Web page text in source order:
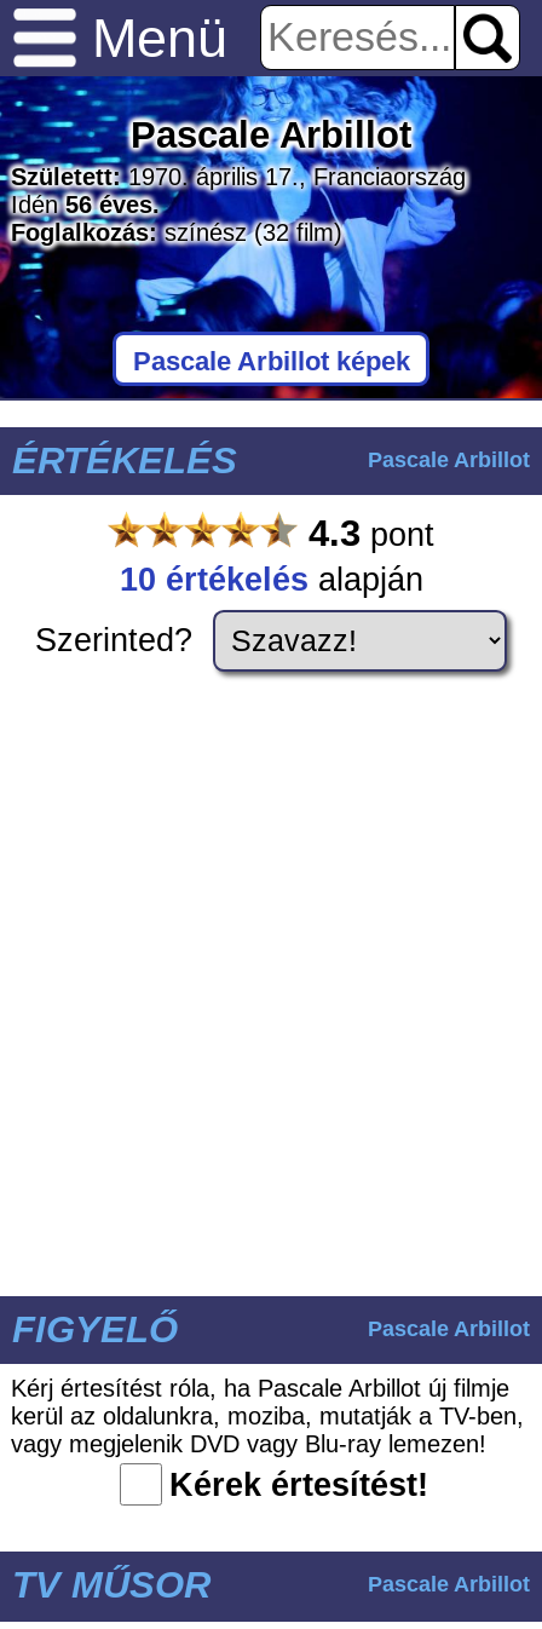
Menü
Pascale Arbillot
Született:1970. április 17., Franciaország
Idén56 éves.
Foglalkozás:színész(32 film)
Pascale Arbillot képek
ÉRTÉKELÉS Pascale Arbillot
4.3 pont
10 értékelés alapján
Szerinted?
FIGYELŐ Pascale Arbillot
Kérj értesítést róla, ha Pascale Arbillot új filmje
kerül az oldalunkra, moziba, mutatják a TV-ben,
vagy megjelenik DVD vagy Blu-ray lemezen!
Kérek értesítést!
TV MŰSOR Pascale Arbillot